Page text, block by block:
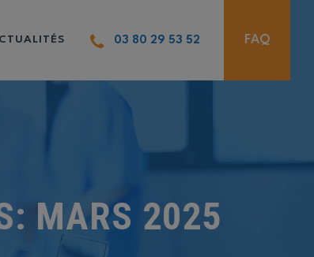
FAQ
03 80 29 53 52
MARS 2025